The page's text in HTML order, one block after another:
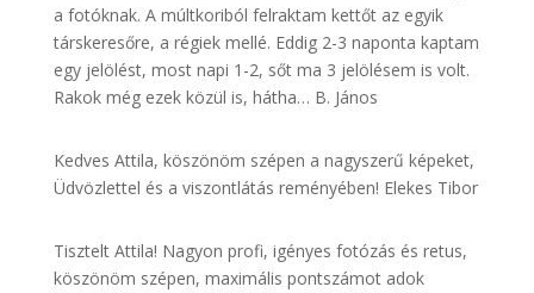
a fotóknak. A múltkoriból felraktam kettőt az egyik
társkeresőre, a régiek mellé. Eddig 2-3 naponta kaptam
egy jelölést, most napi 1-2, sőt ma 3 jelölésem is volt.
Rakok még ezek közül is, hátha… B. János
Kedves Attila, köszönöm szépen a nagyszerű képeket,
Üdvözlettel és a viszontlátás reményében! Elekes Tibor
Tisztelt Attila! Nagyon profi, igényes fotózás és retus,
köszönöm szépen, maximális pontszámot adok